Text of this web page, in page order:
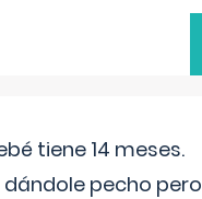
tiene 14 meses.
dándole pecho pero